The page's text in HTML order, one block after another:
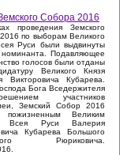
Собора 2016
проведения Земского
по выборам Великого
Руси были выдвинуты
Подавляющее
голосов были отданы
Великого Князя
Викторовича Кубарева.
Бога Вседержителя
участников
Земский Собор 2016
пожизненным Великим
Всея Руси Валерия
Кубарева Большого
Рюриковича.